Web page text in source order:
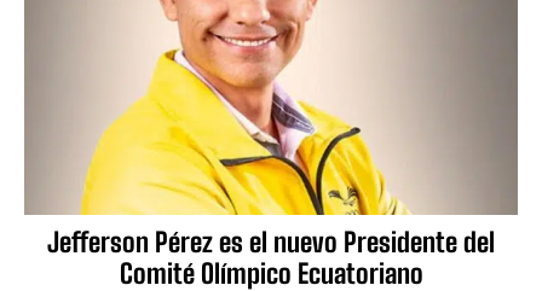
Jefferson Pérez es el nuevo Presidente del
Comité Olímpico Ecuatoriano